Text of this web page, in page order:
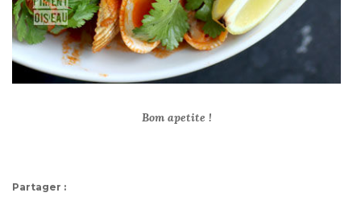
Bom apetite !
Partager :